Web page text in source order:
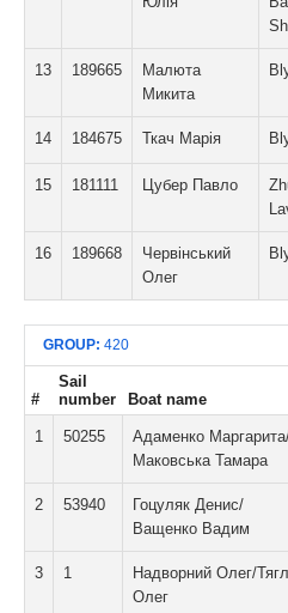
13 189665
Малюта
Микита
14 184675 Ткач Марія
15 181111 Цубер Павло
16 189668
Червінський
Олег
GROUP: 420
#
Sail
number
Boat name
1 50255
Адаменко
Маковська Тамара
2 53940
Гоцуляк Денис/
Ващенко Вадим
3 1
Надворний Олег/
Олег